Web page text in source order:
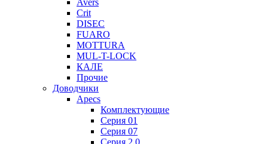
Avers
Crit
DISEC
FUARO
MOTTURA
MUL-T-LOCK
КАЛЕ
Прочие
Доводчики
Apecs
Комплектующие
Серия 01
Серия 07
Серия 2.0